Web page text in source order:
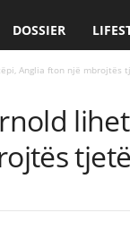
DOSSIER
Anglia fton një mbrojtës